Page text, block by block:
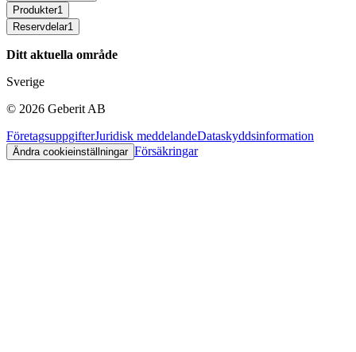
Produkter1
Reservdelar1
Ditt aktuella område
Sverige
© 2026 Geberit AB
FöretagsuppgifterJuridisk meddelandeDataskyddsinformation
Ändra cookieinställningar Försäkringar